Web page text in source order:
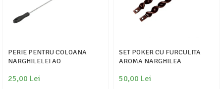
PERIE PENTRU COLOANA
NARGHILELEI AO
25,00 Lei
SET POKER CU FURCULITA
AROMA NARGHILEA
50,00 Lei